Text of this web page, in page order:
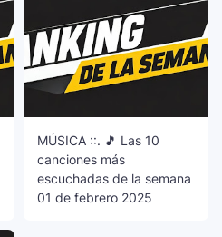
MÚSICA ::. 🎵 Las 10
canciones más
escuchadas de la semana
01 de febrero 2025